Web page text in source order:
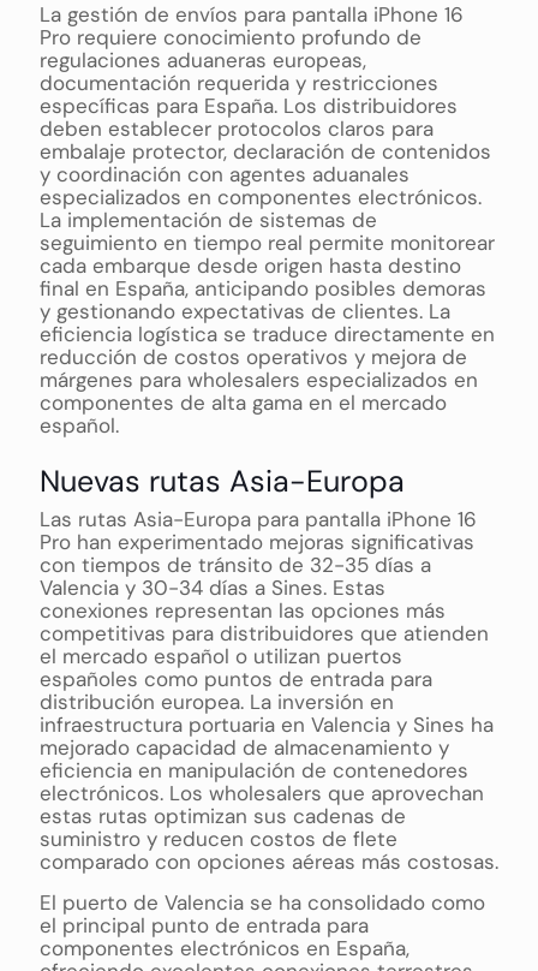
La gestión de envíos para pantalla iPhone 16
Pro requiere conocimiento profundo de
regulaciones aduaneras europeas,
documentación requerida y restricciones
específicas para España. Los distribuidores
deben establecer protocolos claros para
embalaje protector, declaración de contenidos
y coordinación con agentes aduanales
especializados en componentes electrónicos.
La implementación de sistemas de
seguimiento en tiempo real permite monitorear
cada embarque desde origen hasta destino
final en España, anticipando posibles demoras
y gestionando expectativas de clientes. La
eficiencia logística se traduce directamente en
reducción de costos operativos y mejora de
márgenes para wholesalers especializados en
componentes de alta gama en el mercado
español.
Nuevas rutas Asia-Europa
Las rutas Asia-Europa para pantalla iPhone 16
Pro han experimentado mejoras significativas
con tiempos de tránsito de 32-35 días a
Valencia y 30-34 días a Sines. Estas
conexiones representan las opciones más
competitivas para distribuidores que atienden
el mercado español o utilizan puertos
españoles como puntos de entrada para
distribución europea. La inversión en
infraestructura portuaria en Valencia y Sines ha
mejorado capacidad de almacenamiento y
eficiencia en manipulación de contenedores
electrónicos. Los wholesalers que aprovechan
estas rutas optimizan sus cadenas de
suministro y reducen costos de flete
comparado con opciones aéreas más costosas.
El puerto de Valencia se ha consolidado como
el principal punto de entrada para
componentes electrónicos en España,